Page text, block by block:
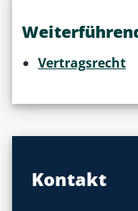
Vertragsrecht
Kontakt